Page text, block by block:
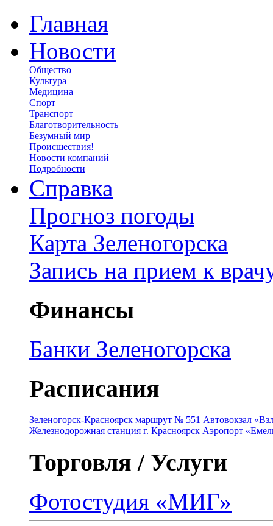
Главная
Новости
Общество
Культура
Медицина
Спорт
Транспорт
Благотворительность
Безумный мир
Происшествия!
Новости компаний
Подробности
Справка
Прогноз погоды
Карта Зеленогорска
Запись на прием к
Финансы
Банки Зеленогорска
Расписания
Зеленогорск-Красноярск маршрут № 551 Автовокзал
Железнодорожная станция г. Красноярск Аэропорт
Торговля / Услуги
Фотостудия «МИГ»